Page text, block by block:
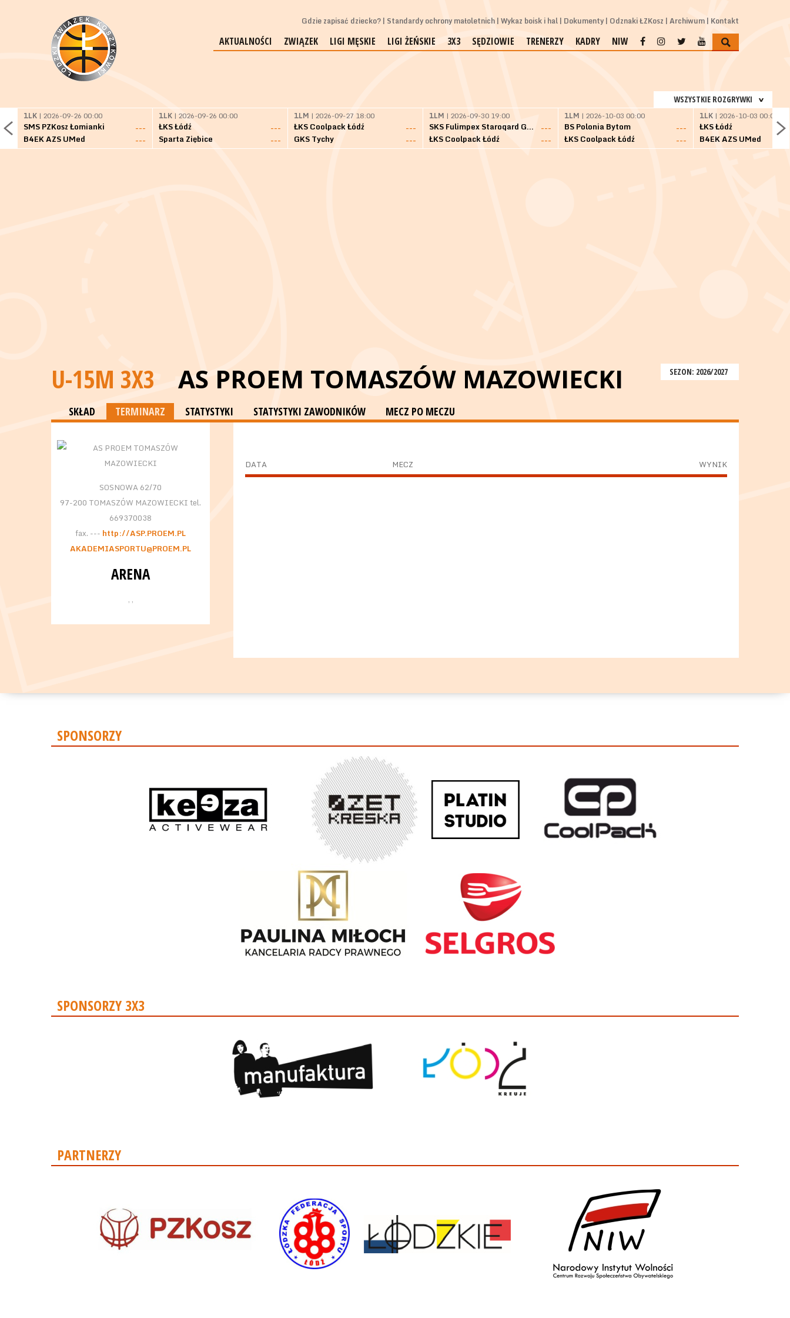
Gdzie zapisać dziecko? Standardy ochrony małoletnich Wykaz boisk i hal Dokumenty Odznaki ŁZKosz Archiwum Kontakt
AKTUALNOŚCI ZWIĄZEK LIGI MĘSKIE LIGI ŻEŃSKIE 3X3 SĘDZIOWIE TRENERZY KADRY NIW
WSZYSTKIE ROZGRYWKI
1LK | 2026-09-26 00:00
SMS PZKosz Łomianki
---
B4EK AZS UMed
---
1LK | 2026-09-26 00:00
ŁKS Łódź
---
Sparta Ziębice
---
1LM | 2026-09-27 18:00
ŁKS Coolpack Łódź
---
GKS Tychy
---
1LM | 2026-09-30 19:00
SKS Fulimpex Starogard Gdański
---
ŁKS Coolpack Łódź
---
1LM | 2026-10-03 00:00
BS Polonia Bytom
---
ŁKS Coolpack Łódź
---
1LK | 2026-10-03 00:00
ŁKS Łódź
B4EK AZS UMed
SEZON: 2026/2027
U-15M 3X3 AS PROEM TOMASZÓW MAZOWIECKI
SKŁAD TERMINARZ STATYSTYKI STATYSTYKI ZAWODNIKÓW MECZ PO MECZU
SOSNOWA 62/70
97-200 TOMASZÓW MAZOWIECKI tel.
669370038
fax. --- http://ASP.PROEM.PL
AKADEMIASPORTU@PROEM.PL
ARENA
, ,
DATA MECZ WYNIK
SPONSORZY
SPONSORZY 3X3
PARTNERZY